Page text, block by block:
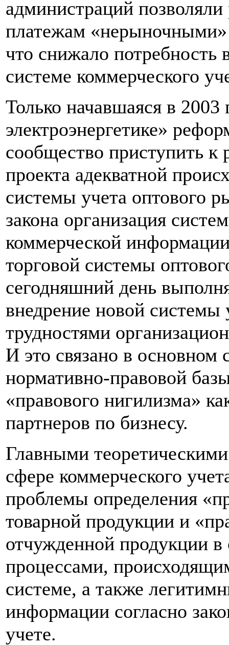
администраций
платежам
что снижало потребность
системе коммерческого
Только начавшаяся в
электроэнергетике»
сообщество приступить к
проекта адекватной
системы учета оптового
закона организация
коммерческой
торговой системы
сегодняшний день
внедрение новой системы
трудностями
И это связано в
нормативно-правовой
«правового нигилизма»
партнеров по бизнесу.
Главными
сфере коммерческого
проблемы определения
товарной продукции и
отчужденной продукции в
процессами,
системе, а также
информации согласно
учете.